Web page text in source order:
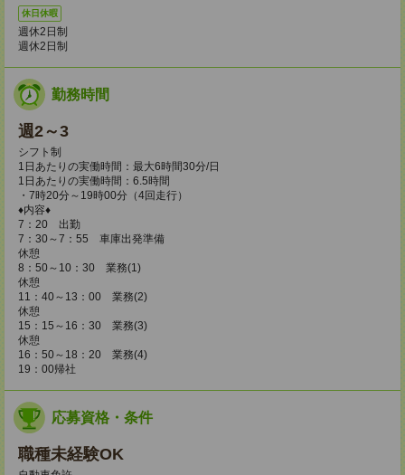
休日休暇
週休2日制
週休2日制
勤務時間
週2～3
シフト制
1日あたりの実働時間：最大6時間30分/日
1日あたりの実働時間：6.5時間
・7時20分～19時00分（4回走行）
♦内容♦
7：20 出勤
7：30～7：55 車庫出発準備
休憩
8：50～10：30 業務(1)
休憩
11：40～13：00 業務(2)
休憩
15：15～16：30 業務(3)
休憩
16：50～18：20 業務(4)
19：00帰社
応募資格・条件
職種未経験OK